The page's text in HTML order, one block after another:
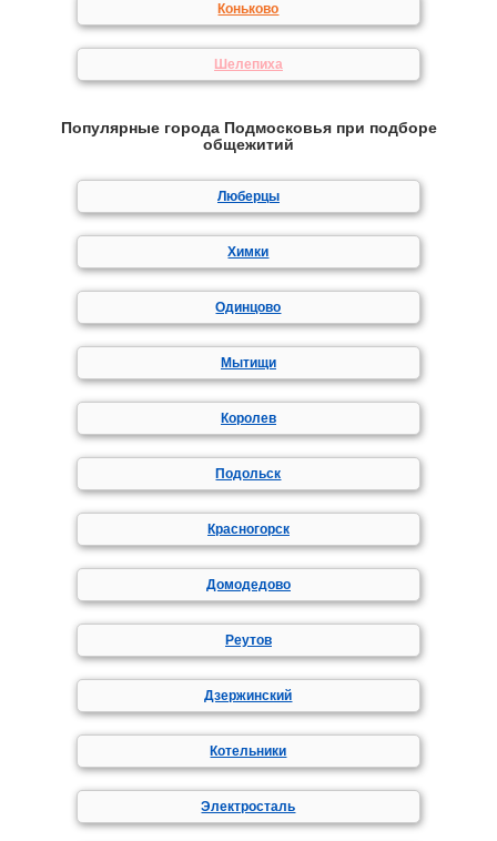
Коньково
Шелепиха
Популярные города Подмосковья при подборе
общежитий
Люберцы
Химки
Одинцово
Мытищи
Королев
Подольск
Красногорск
Домодедово
Реутов
Дзержинский
Котельники
Электросталь